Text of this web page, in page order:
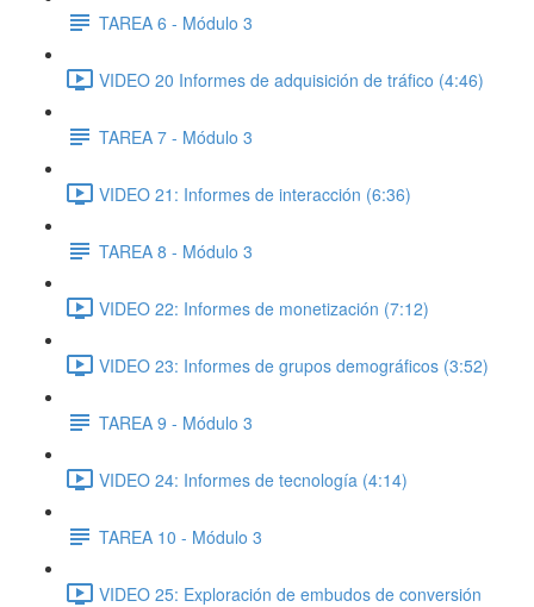
TAREA 6 - Módulo 3
VIDEO 20 Informes de adquisición de tráfico (4:46)
TAREA 7 - Módulo 3
VIDEO 21: Informes de interacción (6:36)
TAREA 8 - Módulo 3
VIDEO 22: Informes de monetización (7:12)
VIDEO 23: Informes de grupos demográficos (3:52)
TAREA 9 - Módulo 3
VIDEO 24: Informes de tecnología (4:14)
TAREA 10 - Módulo 3
VIDEO 25: Exploración de embudos de conversión